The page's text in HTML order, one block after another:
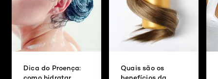
Dica do Proença:
como hidratar
Quais são os
benefícios da